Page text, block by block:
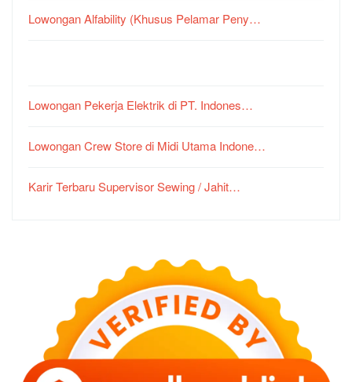
Lowongan Alfability (Khusus Pelamar Peny…
Lowongan Pekerja Elektrik di PT. Indones…
Lowongan Crew Store di Midi Utama Indone…
Karir Terbaru Supervisor Sewing / Jahit…